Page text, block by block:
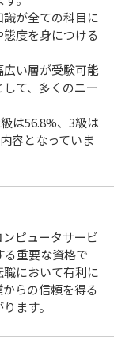
が全ての科目に
度を身につける
い層が受験可能
て、多くのニー
は56.8%、3級は
容となっていま
ピュータサービ
重要な資格で
において有利に
らの信頼を得る
ます。